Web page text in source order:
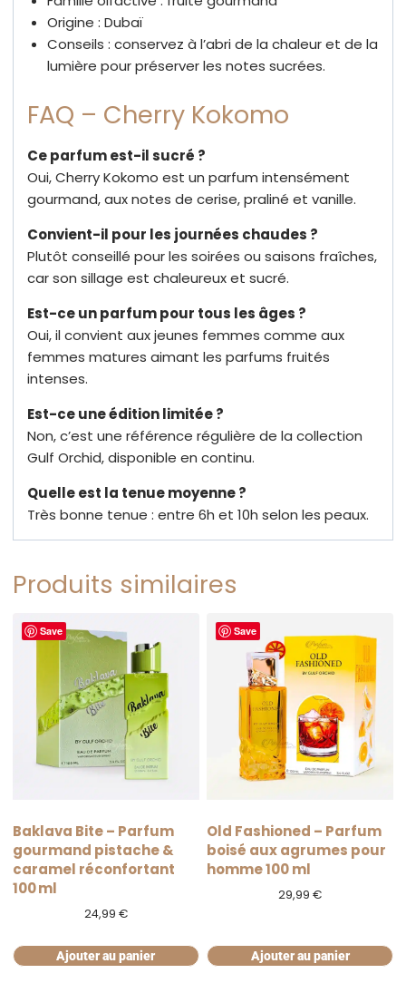
Origine : Dubaï
Conseils : conservez à l’abri de la chaleur et de la
lumière pour préserver les notes sucrées.
FAQ – Cherry Kokomo
Ce parfum est-il sucré ?
Oui, Cherry Kokomo est un parfum intensément
gourmand, aux notes de cerise, praliné et vanille.
Convient-il pour les journées chaudes ?
Plutôt conseillé pour les soirées ou saisons fraîches,
car son sillage est chaleureux et sucré.
Est-ce un parfum pour tous les âges ?
Oui, il convient aux jeunes femmes comme aux
femmes matures aimant les parfums fruités
intenses.
Est-ce une édition limitée ?
Non, c’est une référence régulière de la collection
Gulf Orchid, disponible en continu.
Quelle est la tenue moyenne ?
Très bonne tenue : entre 6h et 10h selon les peaux.
Produits similaires
Save
Baklava Bite – Parfum
gourmand pistache &
caramel réconfortant
100 ml
24,99 €
Ajouter au panier
Save
Old Fashioned – Parfum
boisé aux agrumes pour
homme 100 ml
29,99€
Ajouter au panier